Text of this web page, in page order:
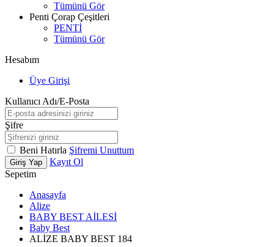
Tümünü Gör
Penti Çorap Çeşitleri
PENTİ
Tümünü Gör
Hesabım
Üye Girişi
Kullanıcı Adı/E-Posta
Şifre
Beni Hatırla Şifremi Unuttum
Giriş Yap
Kayıt Ol
Sepetim
Anasayfa
Alize
BABY BEST AİLESİ
Baby Best
ALİZE BABY BEST 184